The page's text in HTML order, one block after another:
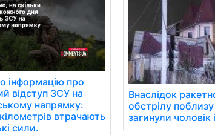
інформацію про
відступ ЗСУ на
напрямку:
втрачають
сили.
Внаслідок
обстрілу
загинули